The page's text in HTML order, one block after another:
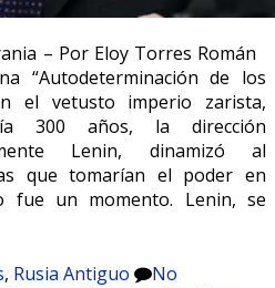
– Por Eloy Torres Román
“Autodeterminación de los
el vetusto imperio zarista,
300 años, la dirección
Lenin, dinamizó al
que tomarían el poder en
fue un momento. Lenin, se
, Rusia Antiguo
No